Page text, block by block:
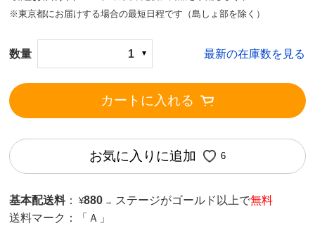
※東京都にお届けする場合の最短日程です（島しょ部を除く）
数量 1 最新の在庫数を見る
カートに入れる
お気に入りに追加 6
基本配送料 ： ¥880 → ステージがゴールド以上で無料
送料マーク：
「Ａ」